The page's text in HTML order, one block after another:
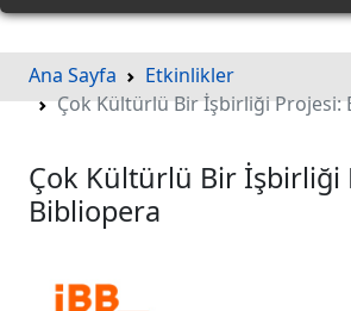
Ana Sayfa
Etkinlikler
Çok Kültürlü Bir İşbirliği Projesi:
Çok Kültürlü Bir İşbirliği
Bibliopera